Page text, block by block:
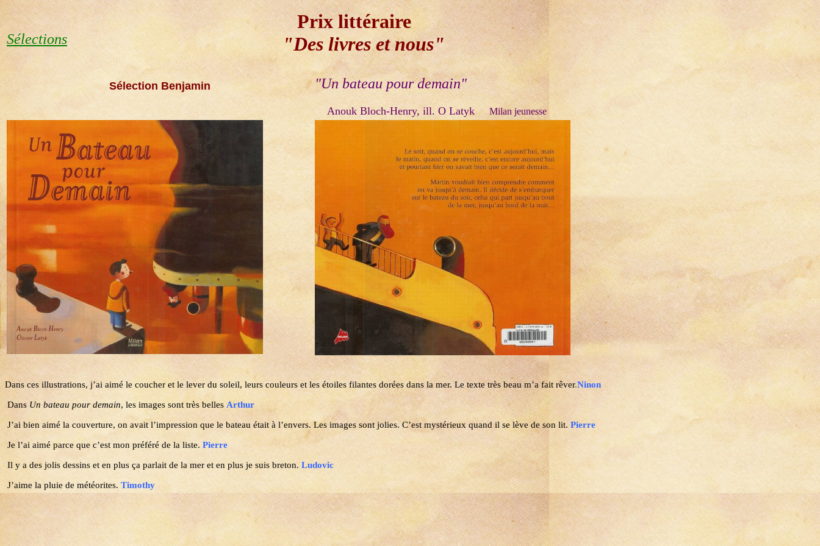
Sélections
Prix littéraire
"Des livres et nous"
Sélection Benjamin "Un bateau pour demain"
Anouk Bloch-Henry, ill. O Latyk Milan jeunesse
Dans ces illustrations, j’ai aimé le coucher et le lever du soleil, leurs couleurs et les étoiles filantes dorées dans la mer. Le texte très beau m’a fait rêver.Ninon
Dans Un bateau pour demain, les images sont très belles Arthur
J’ai bien aimé la couverture, on avait l’impression que le bateau était à l’envers. Les images sont jolies. C’est mystérieux quand il se lève de son lit. Pierre
Je l’ai aimé parce que c’est mon préféré de la liste. Pierre
Il y a des jolis dessins et en plus ça parlait de la mer et en plus je suis breton. Ludovic
J’aime la pluie de météorites. Timothy